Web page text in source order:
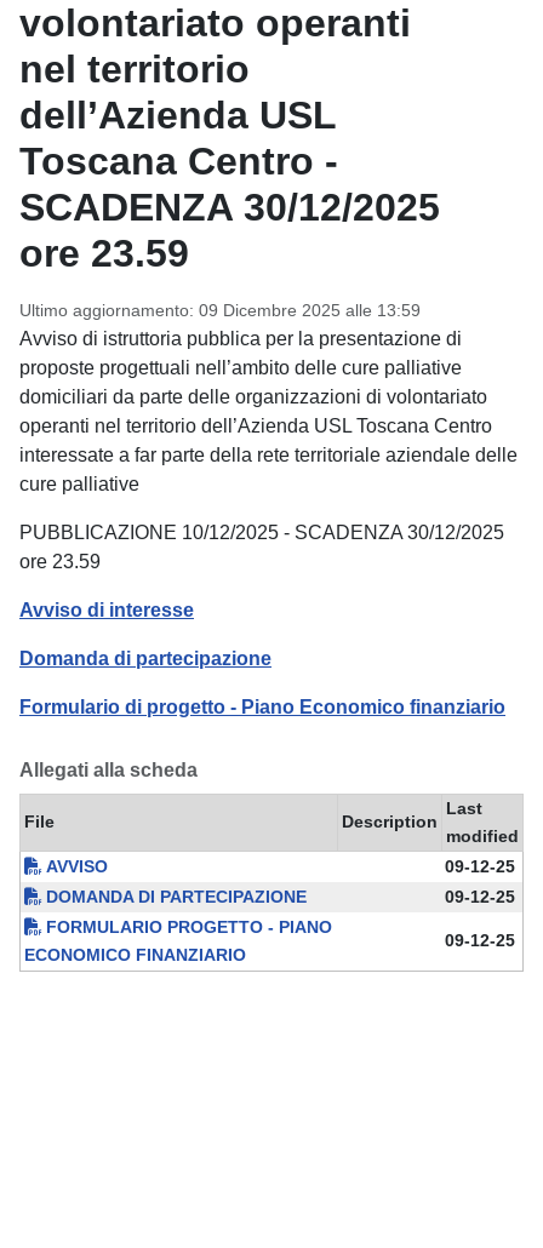
volontariato operanti
nel territorio
dell’Azienda USL
Toscana Centro -
SCADENZA 30/12/2025
ore 23.59
Ultimo aggiornamento: 09 Dicembre 2025 alle 13:59
Avviso di istruttoria pubblica per la presentazione di
proposte progettuali nell’ambito delle cure palliative
domiciliari da parte delle organizzazioni di volontariato
operanti nel territorio dell’Azienda USL Toscana Centro
interessate a far parte della rete territoriale aziendale delle
cure palliative
PUBBLICAZIONE 10/12/2025 - SCADENZA 30/12/2025
ore 23.59
Avviso di interesse
Domanda di partecipazione
Formulario di progetto - Piano Economico finanziario
Allegati alla scheda
File Description
Last
modified
AVVISO
09-12-25
DOMANDA DI PARTECIPAZIONE
09-12-25
FORMULARIO PROGETTO - PIANO
ECONOMICO FINANZIARIO
09-12-25